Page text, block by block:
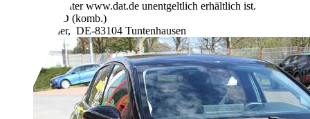
unter www.dat.de unentgeltlich erhältlich ist.
D (komb.)
Händler, DE-83104 Tuntenhausen